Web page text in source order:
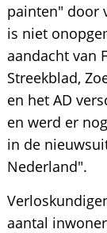
painten" door
is niet
aandacht van
Streekblad,
en het AD
en werd er
in de
Nederland".
aantal